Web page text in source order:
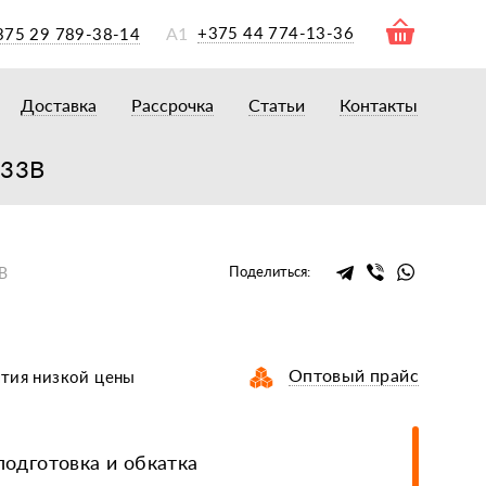
29 789-38-14 А1 +375 44 774-13-36
мотоблоков
навесному оборудованию
сальники, ремни
Доставка Рассрочка Статьи Контакты
Поделиться:
низкой цены Оптовый прайс
и обкатка